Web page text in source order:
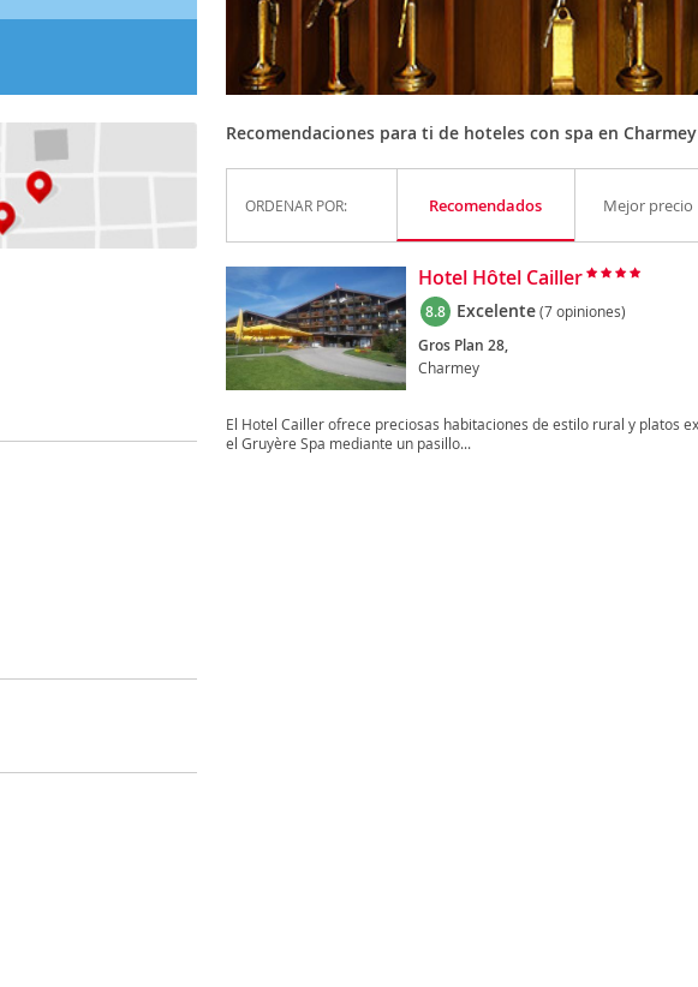
Recomendaciones para ti de hoteles con spa en Charmey
ORDENAR POR: Recomendados Mejor precio
Hotel Hôtel Cailler
8.8 Excelente(7 opiniones)
Gros Plan 28,
Charmey
El Hotel Cailler ofrece preciosas habitaciones de estilo rural y platos
el Gruyère Spa mediante un pasillo...